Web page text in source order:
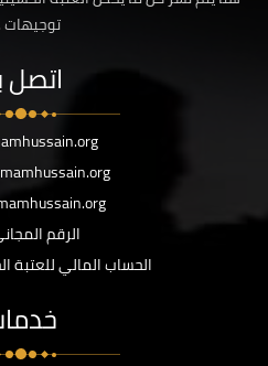
توجيهات
اتصل
الرقم
الحساب المالي للعتبة